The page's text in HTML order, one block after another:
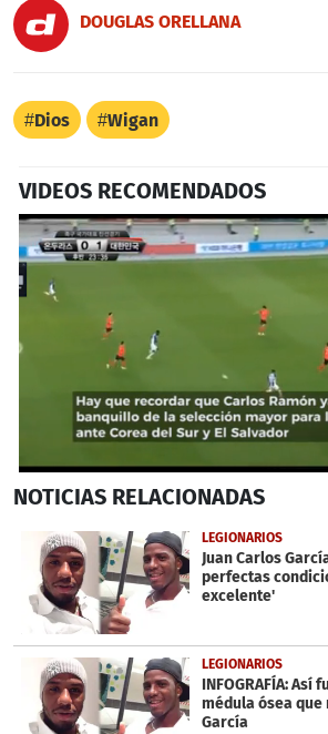
DOUGLAS ORELLANA
Dios Wigan
VIDEOS RECOMENDADOS
seconds
seconds
NOTICIAS RELACIONADAS
LEGIONARIOS
Juan Carlos
perfectas
excelente'
LEGIONARIOS
INFOGRAFÍA:
médula ósea que
García